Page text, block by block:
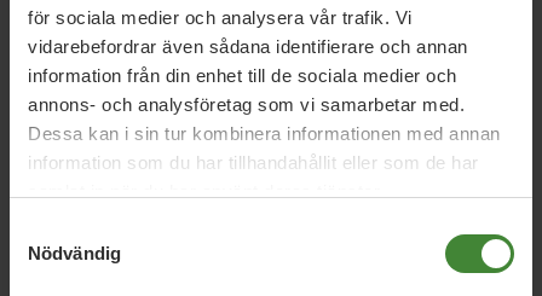
för sociala medier och analysera vår trafik. Vi
vidarebefordrar även sådana identifierare och annan
information från din enhet till de sociala medier och
annons- och analysföretag som vi samarbetar med.
Dessa kan i sin tur kombinera informationen med annan
information som du har tillhandahållit eller som de har
Nödvändig
18 juni 2014
Så blir Sverige bättre med en regering
som satsar på jämställdhet
Alliansens könsblinda statsbudget måste